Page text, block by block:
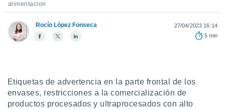
todas
ya sean
nuestros
nos
perfil
y
alimentacion
Rocío López Fonseca
27/04/2023 16:14
5 min
Etiquetas de advertencia en la parte frontal de los
envases, restricciones a la comercialización de
productos procesados y ultraprocesados con alto